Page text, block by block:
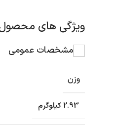
ویژگی های
مشخصات عمومی
وزن
2.93 کیلوگرم